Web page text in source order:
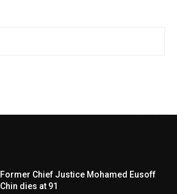
Former Chief Justice Mohamed Eusoff
Chin dies at 91